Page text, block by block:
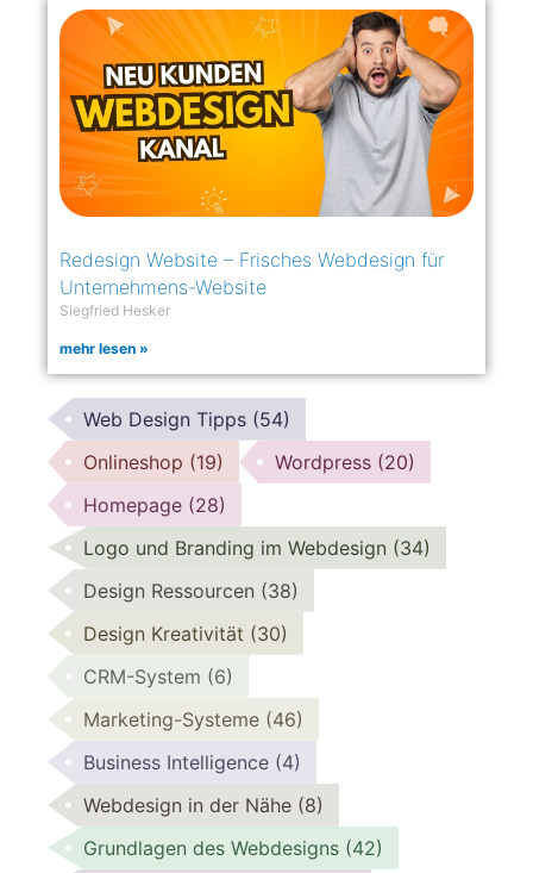
Redesign Website – Frisches Webdesign für
Unternehmens-Website
Siegfried Hesker
mehr lesen »
Web Design Tipps (54)
Onlineshop (19) Wordpress (20)
Homepage (28)
Logo und Branding im Webdesign (34)
Design Ressourcen (38)
Design Kreativität (30)
CRM-System (6)
Marketing-Systeme (46)
Business Intelligence (4)
Webdesign in der Nähe (8)
Grundlagen des Webdesigns (42)